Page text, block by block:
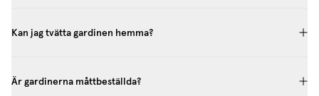
Kan jag tvätta gardinen hemma?
Är gardinerna måttbeställda?